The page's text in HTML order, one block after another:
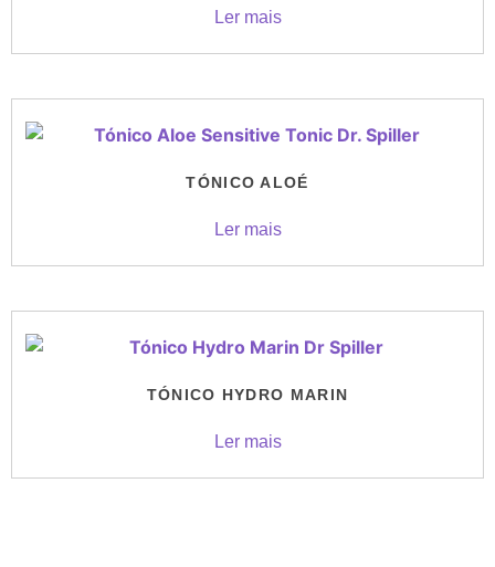
Ler mais
TÓNICO ALOÉ
Ler mais
TÓNICO HYDRO MARIN
Ler mais